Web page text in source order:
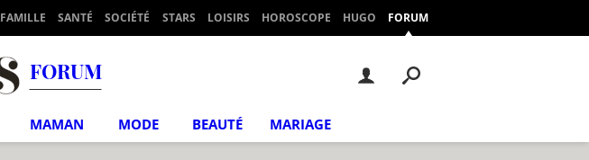
FAMILLE SANTÉ SOCIÉTÉ STARS LOISIRS HOROSCOPE HUGO FORUM
FORUM
MAMAN MODE BEAUTÉ MARIAGE